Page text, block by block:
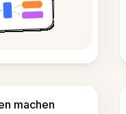
machen